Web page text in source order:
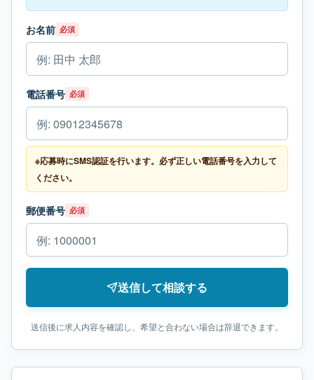
お名前 必須
電話番号 必須
※応募時にSMS認証を行います。必ず正しい電話番号を入力して
ください。
郵便番号 必須
送信して相談する
送信後に求人内容を確認し、希望と合わない場合は辞退できます。